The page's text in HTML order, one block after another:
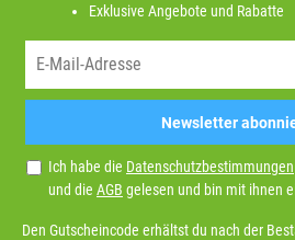
Exklusive Angebote und Rabatte
Newsletter
Ich habe die Datenschutzbestimmungen
und die AGB gelesen und bin mit ihnen
Den Gutscheincode erhältst du nach der